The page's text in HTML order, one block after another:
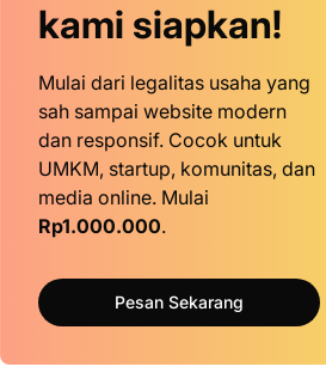
kami siapkan!
Mulai dari legalitas usaha yang
sah sampai website modern
dan responsif. Cocok untuk
UMKM, startup, komunitas, dan
media online. Mulai
Rp1.000.000.
Pesan Sekarang